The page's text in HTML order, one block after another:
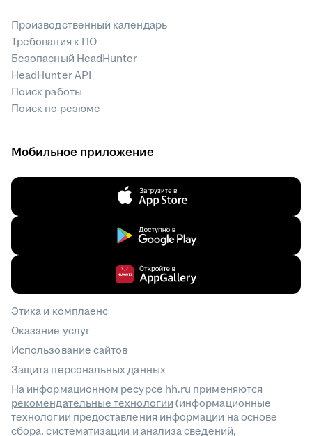
Производственный календарь
Требования к ПО
Безопасный HeadHunter
HeadHunter API
Поиск работы
Поиск по резюме
Мобильное приложение
Этика и комплаенс
Оказание услуг
Использование сайтов
Защита персональных данных
На информационном ресурсе hh.ru применяются
рекомендательные технологии(информационные
технологии предоставления информации на основе
сбора, систематизации и анализа сведений,